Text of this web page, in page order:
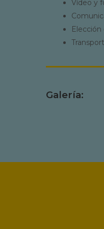
Vídeo y
Elección
Galería: